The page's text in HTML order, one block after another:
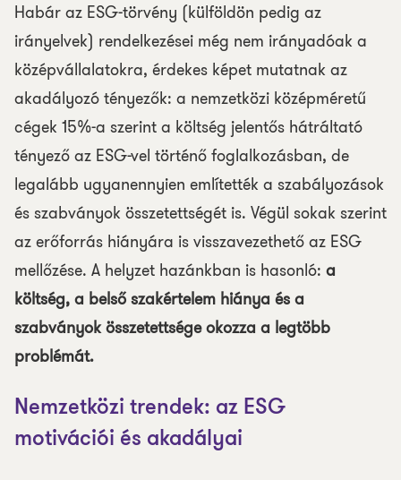
Habár az ESG-törvény (külföldön pedig az
irányelvek) rendelkezései még nem irányadóak a
középvállalatokra, érdekes képet mutatnak az
akadályozó tényezők: a nemzetközi középméretű
cégek 15%-a szerint a költség jelentős hátráltató
tényező az ESG-vel történő foglalkozásban, de
legalább ugyanennyien említették a szabályozások
és szabványok összetettségét is. Végül sokak szerint
az erőforrás hiányára is visszavezethető az ESG
mellőzése. A helyzet hazánkban is hasonló: a
költség, a belső szakértelem hiánya és a
szabványok összetettsége okozza a legtöbb
problémát.
Nemzetközi trendek: az ESG
motivációi és akadályai